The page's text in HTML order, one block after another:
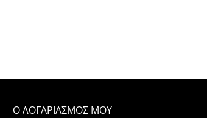
Ο ΛΟΓΑΡΙΑΣΜΟΣ ΜΟΥ